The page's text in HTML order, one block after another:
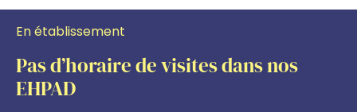
En établissement
Pas d’horaire de visites dans nos
EHPAD